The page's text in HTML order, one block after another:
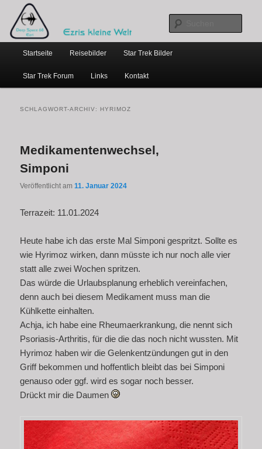
primären
Inhalt
springen
sekundären
Inhalt
springen
Ezris kleine Welt
…weil bloggen so schick ist
Hauptmenü
Startseite Reisebilder Star Trek Bilder
Star Trek Forum Links Kontakt
SCHLAGWORT-ARCHIV: HYRIMOZ
Medikamentenwechsel,
Simponi
Veröffentlicht am11. Januar 2024
Terrazeit: 11.01.2024
Heute habe ich das erste Mal Simponi gespritzt. Sollte es
wie Hyrimoz wirken, dann müsste ich nur noch alle vier
statt alle zwei Wochen spritzen.
Das würde die Urlaubsplanung erheblich vereinfachen,
denn auch bei diesem Medikament muss man die
Kühlkette einhalten.
Achja, ich habe eine Rheumaerkrankung, die nennt sich
Psoriasis-Arthritis, für die die das noch nicht wussten. Mit
Hyrimoz haben wir die Gelenkentzündungen gut in den
Griff bekommen und hoffentlich bleibt das bei Simponi
genauso oder ggf. wird es sogar noch besser.
Drückt mir die Daumen